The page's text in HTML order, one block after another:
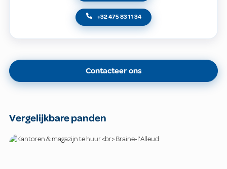
+32 475 83 11 34
Contacteer ons
Vergelijkbare panden